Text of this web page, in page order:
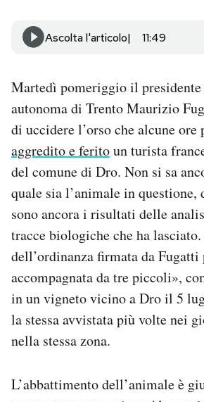
AREA PERSONALE
Area Personale
Newsletter
Notifiche mobile
Regala il Post
Esci
Ascolta l'articolo 11:49
Martedì pomeriggio il
autonoma di Trento Maurizio
di uccidere l’orso che alcune ore
aggredito e feritoun turista
del comune di Dro. Non si sa
quale sia l’animale in questione,
sono ancora i risultati delle
tracce biologiche che ha
dell’ordinanza firmata da Fugatti
accompagnata da tre piccoli»,
in un vigneto vicino a Dro il 5
la stessa avvistata più volte nei
nella stessa zona.
L’abbattimento dell’animale è